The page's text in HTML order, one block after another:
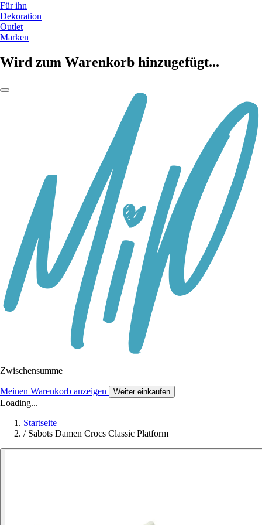
Für ihn
Dekoration
Outlet
Marken
Wird zum Warenkorb hinzugefügt...
Zwischensumme
Meinen Warenkorb anzeigen Weiter einkaufen
Loading...
Startseite
/ Sabots Damen Crocs Classic Platform